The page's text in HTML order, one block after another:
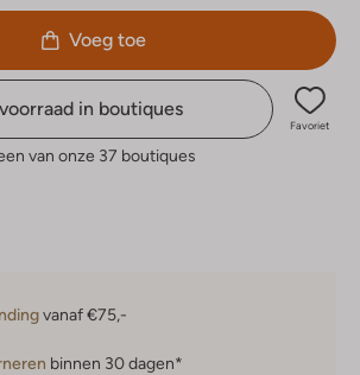
Voeg toe
in boutiques
Favoriet
van onze 37 boutiques
vanaf €75,-
binnen 30 dagen*